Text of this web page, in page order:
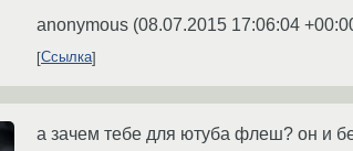
anonymous (08.07.2015 17:06:04
Ссылка
а зачем тебе для ютуба флеш? он и